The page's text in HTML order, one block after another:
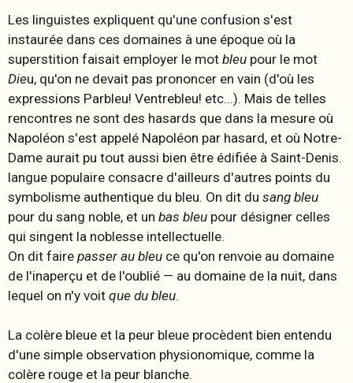
Les linguistes expliquent qu'une confusion s'est
instaurée dans ces domaines à une époque où la
superstition faisait employer le mot bleu pour le mot
Dieu, qu'on ne devait pas prononcer en vain (d'où les
expressions Parbleu! Ventrebleu! etc...). Mais de telles
rencontres ne sont des hasards que dans la mesure où
Napoléon s'est appelé Napoléon par hasard, et où Notre-
Dame aurait pu tout aussi bien être édifiée à Saint-Denis.
langue populaire consacre d'ailleurs d'autres points du
symbolisme authentique du bleu. On dit du sang bleu
pour du sang noble, et un bas bleu pour désigner celles
qui singent la noblesse intellectuelle.
On dit faire passer au bleu ce qu'on renvoie au domaine
de l'inaperçu et de l'oublié — au domaine de la nuit, dans
lequel on n'y voit que du bleu.
La colère bleue et la peur bleue procèdent bien entendu
d'une simple observation physionomique, comme la
colère rouge et la peur blanche.